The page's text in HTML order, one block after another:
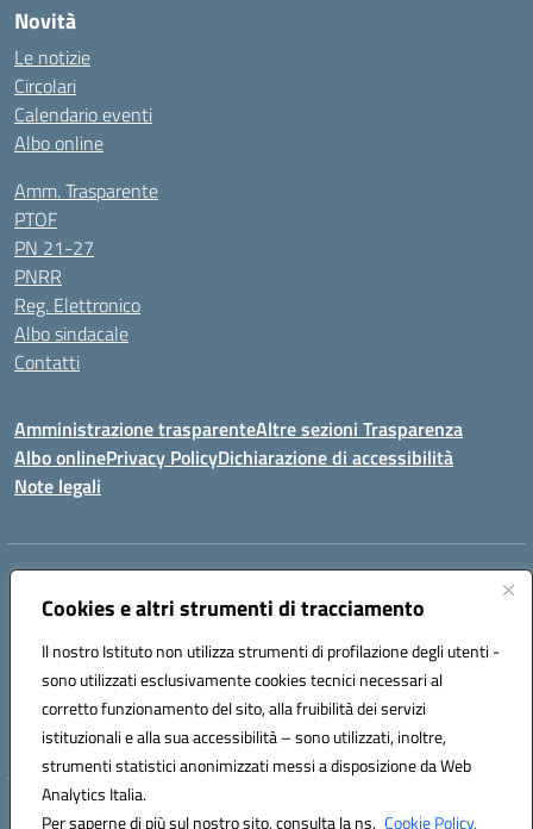
Cookies e altri strumenti di tracciamento
Il nostro Istituto non utilizza strumenti di profilazione degli utenti -
sono utilizzati esclusivamente cookies tecnici necessari al
corretto funzionamento del sito, alla fruibilità dei servizi
istituzionali e alla sua accessibilità – sono utilizzati, inoltre,
strumenti statistici anonimizzati messi a disposizione da Web
Analytics Italia.
Per saperne di più sul nostro sito, consulta la ns. Cookie Policy.
Novità
Le notizie
Circolari
Calendario eventi
Albo online
Amm. Trasparente
PTOF
PN 21-27
PNRR
Reg. Elettronico
Albo sindacale
Contatti
Amministrazione trasparenteAltre sezioni Trasparenza
Albo onlinePrivacy PolicyDichiarazione di accessibilità
Note legali
Indirizzo:
Centralino:0923714186 Email:tpvc050004@istruzione.it
Codice fiscale: 91042910819
Codice meccanografico:
TPVC050004
Codice Indice delle Pubbliche Amministrazioni (IPA): istsc_tpvc050004
Hosting & Powered by 3D Solution S.r.l.